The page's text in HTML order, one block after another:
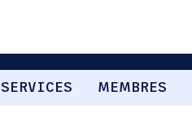
SERVICES MEMBRES